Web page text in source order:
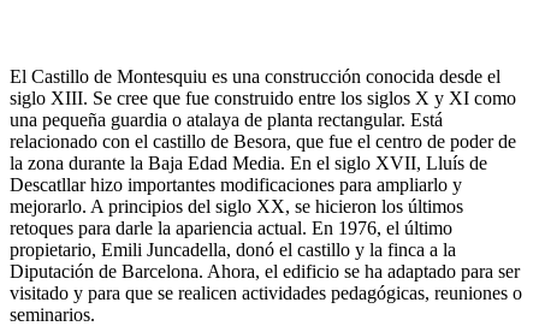
El Castillo de Montesquiu es una construcción conocida desde el
siglo XIII. Se cree que fue construido entre los siglos X y XI como
una pequeña guardia o atalaya de planta rectangular. Está
relacionado con el castillo de Besora, que fue el centro de poder de
la zona durante la Baja Edad Media. En el siglo XVII, Lluís de
Descatllar hizo importantes modificaciones para ampliarlo y
mejorarlo. A principios del siglo XX, se hicieron los últimos
retoques para darle la apariencia actual. En 1976, el último
propietario, Emili Juncadella, donó el castillo y la finca a la
Diputación de Barcelona. Ahora, el edificio se ha adaptado para ser
visitado y para que se realicen actividades pedagógicas, reuniones o
seminarios.